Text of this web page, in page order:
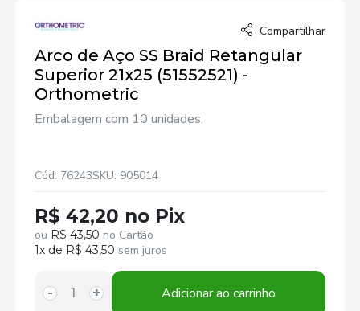
Compartilhar
Arco de Aço SS Braid Retangular
Superior 21x25 (51552521) -
Orthometric
Embalagem com 10 unidades.
Cód: 76243SKU: 905014
R$ 42,20 no Pix
ou R$ 43,50 no Cartão
1x de R$ 43,50 sem juros
- + Adicionar ao carrinho